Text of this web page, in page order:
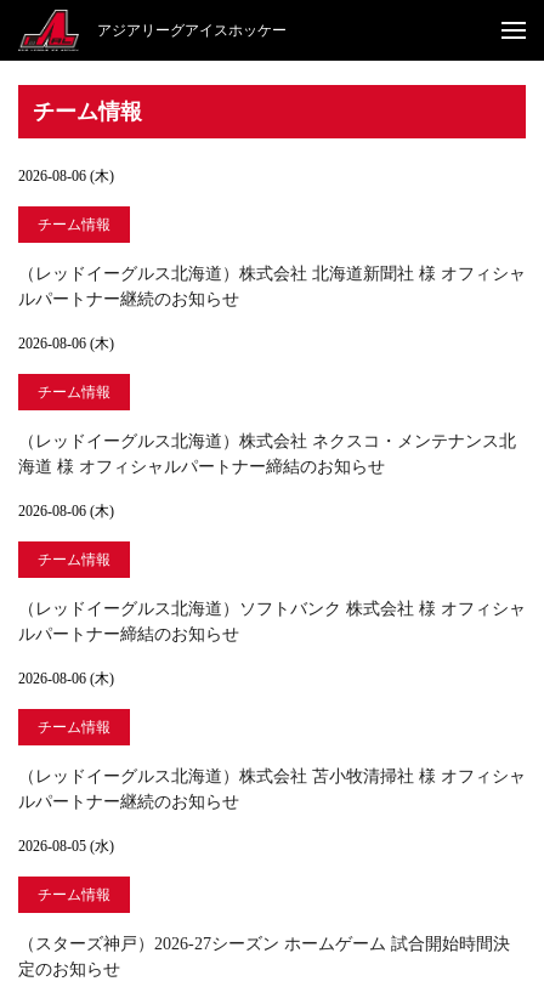
アジアリーグアイスホッケー
チーム情報
2026-08-06 (木)
チーム情報
（レッドイーグルス北海道）株式会社 北海道新聞社 様 オフィシャ
ルパートナー継続のお知らせ
2026-08-06 (木)
チーム情報
（レッドイーグルス北海道）株式会社 ネクスコ・メンテナンス北
海道 様 オフィシャルパートナー締結のお知らせ
2026-08-06 (木)
チーム情報
（レッドイーグルス北海道）ソフトバンク 株式会社 様 オフィシャ
ルパートナー締結のお知らせ
2026-08-06 (木)
チーム情報
（レッドイーグルス北海道）株式会社 苫小牧清掃社 様 オフィシャ
ルパートナー継続のお知らせ
2026-08-05 (水)
チーム情報
（スターズ神戸）2026-27シーズン ホームゲーム 試合開始時間決
定のお知らせ